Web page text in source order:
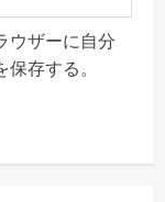
ウザーに自分
存する。